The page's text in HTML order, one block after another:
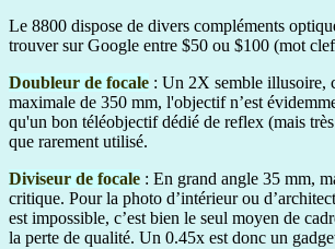
Le 8800 dispose de divers compléments
trouver sur Google entre $50 ou $100 (mot
Doubleur de focale : Un 2X semble illusoire,
maximale de 350 mm, l'objectif n’est
qu'un bon téléobjectif dédié de reflex (mais
que rarement utilisé.
Diviseur de focale : En grand angle 35 mm,
critique. Pour la photo d’intérieur ou
est impossible, c’est bien le seul moyen de
la perte de qualité. Un 0.45x est donc un